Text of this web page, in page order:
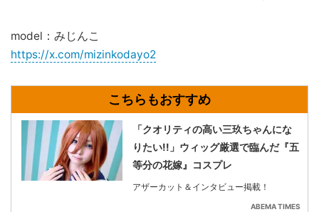
model：みじんこ
https://x.com/mizinkodayo2
「クオリティの高い三玖ちゃんにな
りたい!!」ウィッグ厳選で臨んだ『五
等分の花嫁』コスプレ
アザーカット＆インタビュー掲載！
ABEMA TIMES